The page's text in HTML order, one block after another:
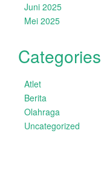
Juni 2025
Mei 2025
Categories
Atlet
Berita
Olahraga
Uncategorized